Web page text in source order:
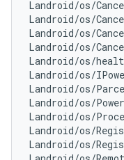
Landroid/os/
Landroid/os/
Landroid/os/
Landroid/os/
Landroid/os/
Landroid/os/
Landroid/os/
Landroid/os/
Landroid/os/
Landroid/os/
Landroid/os/